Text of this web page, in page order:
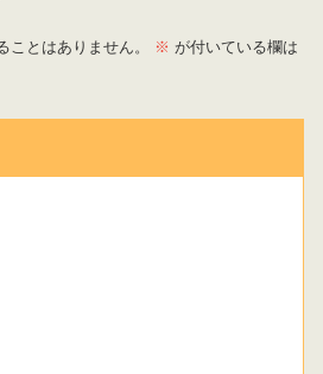
ことはありません。 ※ が付いている欄は